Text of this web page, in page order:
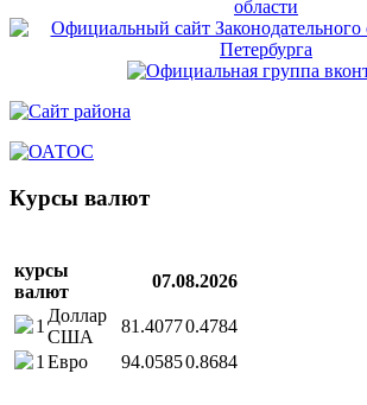
Курсы валют
курсы
валют
07.08.2026
1
Доллар
США
81.40770.4784
1 Евро 94.05850.8684